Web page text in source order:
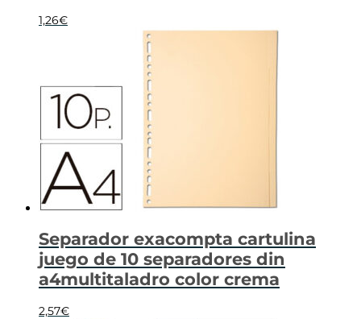
1,26€
Separador exacompta cartulina
juego de 10 separadores din
a4multitaladro color crema
2,57€